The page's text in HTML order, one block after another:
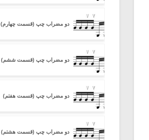
دو مضراب چپ (قسمت چهارم)
دو مضراب چپ (قسمت ششم)
دو مضراب چپ (قسمت هفتم)
دو مضراب چپ (قسمت هشتم)
میکلوش روژا